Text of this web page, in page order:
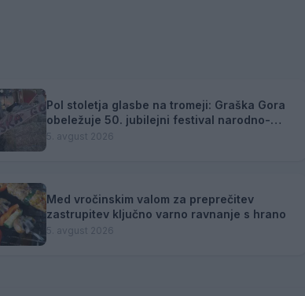
Pol stoletja glasbe na tromeji: Graška Gora
obeležuje 50. jubilejni festival narodno-
zabavne glasbe
5. avgust 2026
Med vročinskim valom za preprečitev
zastrupitev ključno varno ravnanje s hrano
5. avgust 2026